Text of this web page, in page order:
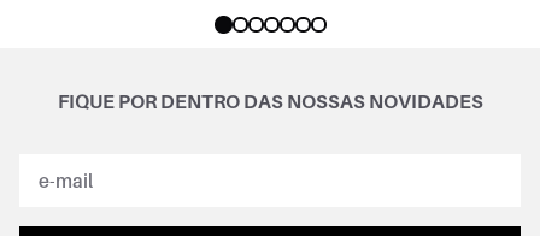
FIQUE POR DENTRO DAS NOSSAS NOVIDADES